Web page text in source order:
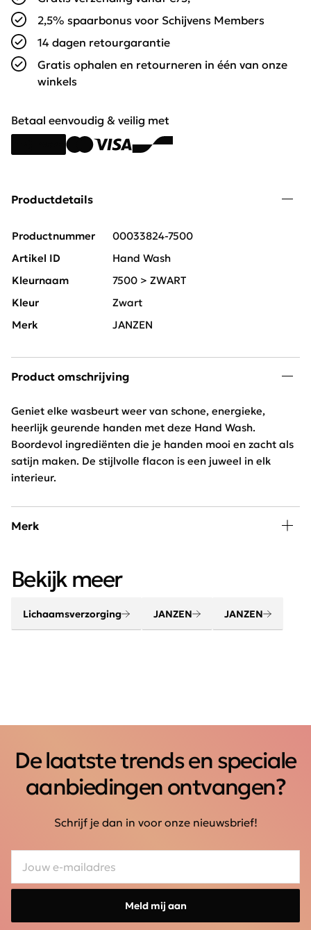
2,5% spaarbonus voor Schijvens Members
14 dagen retourgarantie
Gratis ophalen en retourneren in één van onze
winkels
Betaal eenvoudig & veilig met
Productdetails
Productnummer
00033824-7500
Artikel ID
Hand Wash
Kleurnaam
7500 > ZWART
Kleur
Zwart
Merk
JANZEN
Product omschrijving
Geniet elke wasbeurt weer van schone, energieke,
heerlijk geurende handen met deze Hand Wash.
Boordevol ingrediënten die je handen mooi en zacht als
satijn maken. De stijlvolle flacon is een juweel in elk
interieur.
Merk
producten van JANZEN. Maak van je huis een thuis met
jouw favoriete huisparfum. Creëer een gevoel van
thuiskomen.
Bekijk meer
Lichaamsverzorging JANZEN JANZEN
De laatste trends en speciale
aanbiedingen ontvangen?
Schrijf je dan in voor onze nieuwsbrief!
Meld mij aan